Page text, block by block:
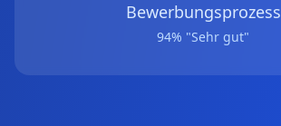
Bewerbungsprozess
94% "Sehr gut"